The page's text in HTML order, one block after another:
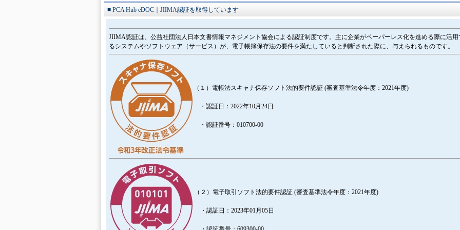
■ PCA Hub eDOC｜JIIMA認証を取得しています
JIIMA認証は、公益社団法人日本文書情報マネジメント協会による認証制度です。主に企業がペーパーレス化を進める際に活用
るシステムやソフトウェア（サービス）が、電子帳簿保存法の要件を満たしていると判断された際に、与えられるものです。
（１）電帳法スキャナ保存ソフト法的要件認証 (審査基準法令年度：2021年度)
・認証日：2022年10月24日
・認証番号：010700-00
（２）電子取引ソフト法的要件認証 (審査基準法令年度：2021年度)
・認証日：2023年01月05日